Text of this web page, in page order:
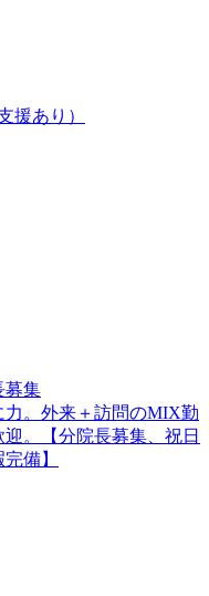
援あり）
募集
。外来＋訪問のMIX勤
。【分院長募集、祝日
備】